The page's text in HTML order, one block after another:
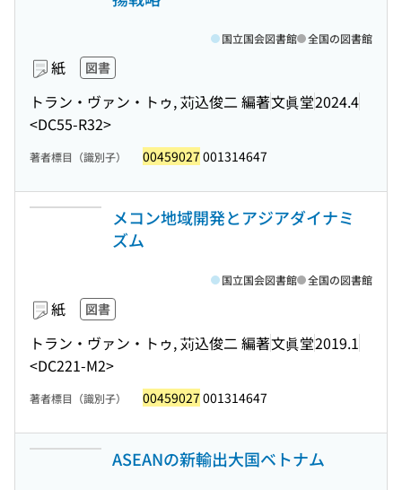
紙 図書
トラン・ヴァン・トゥ, 苅込俊二 編著文眞堂2024.4
<DC55-R32>
国立国会図書館 全国の図書館
著者標目（識別子） 00459027 001314647
メコン地域開発とアジアダイナミ
ズム
紙 図書
トラン・ヴァン・トゥ, 苅込俊二 編著文眞堂2019.1
<DC221-M2>
国立国会図書館 全国の図書館
著者標目（識別子） 00459027 001314647
ASEANの新輸出大国ベトナム